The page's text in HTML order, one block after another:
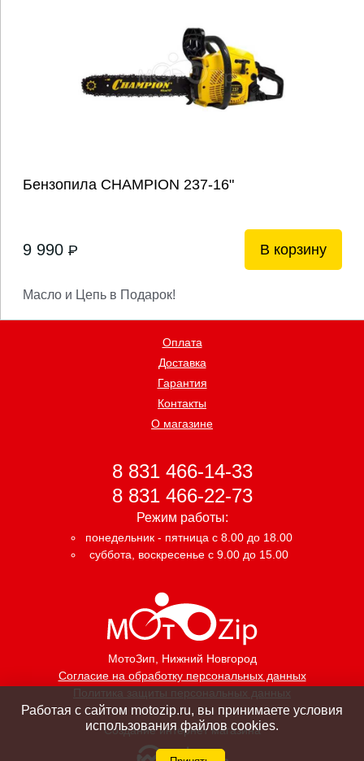
Бензопила CHAMPION 237-16"
9 990 P В корзину
Масло и Цепь в Подарок!
МотоЗип, Нижний Новгород
Согласие на обработку персональных данных
Политика защиты персональных данных
Оплата
Доставка
Гарантия
Контакты
О магазине
8 831 466-14-33
8 831 466-22-73
Режим работы:
понедельник - пятница с 8.00 до 18.00
суббота, воскресенье с 9.00 до 15.00
Создание интернет магазина
Работая с сайтом motozip.ru, вы принимаете условия
использования файлов cookies.